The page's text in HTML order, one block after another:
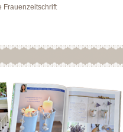
Frauenzeitschrift